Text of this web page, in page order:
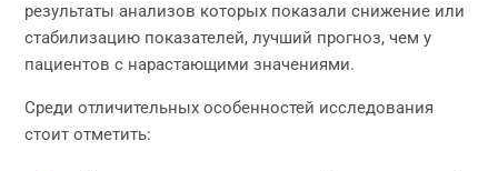
результаты анализов которых показали снижение или
стабилизацию показателей, лучший прогноз, чем у
пациентов с нарастающими значениями.
Среди отличительных особенностей исследования
стоит отметить: